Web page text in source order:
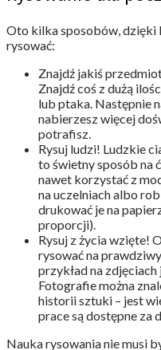
Oto kilka sposobów, dzięki
rysować:
Znajdź jakiś
Znajdź coś z dużą
lub ptaka. Następnie
nabierzesz więcej
potrafisz.
Rysuj ludzi! Ludzkie
to świetny sposób na
nawet korzystać z
na uczelniach albo
drukować je na
proporcji).
Rysuj z życia wzięte!
rysować na
przykład na
Fotografie można
historii sztuki – jest
prace są dostępne za
Nauka rysowania nie musi